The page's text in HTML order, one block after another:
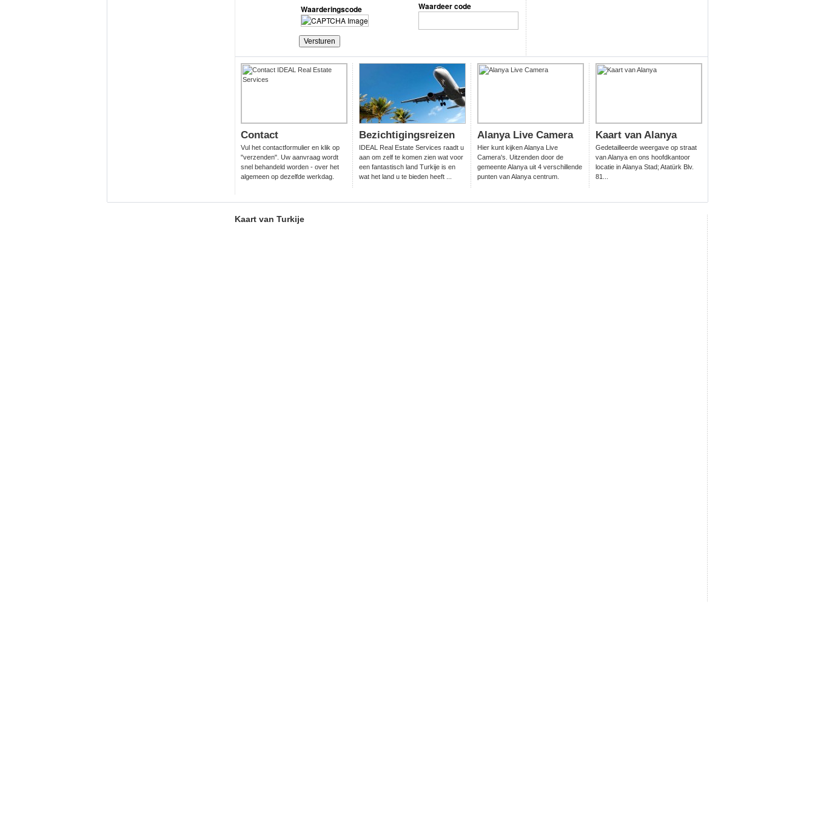
Waarderingscode Waardeer code
Contact
Vul het contactformulier en klik op
"verzenden". Uw aanvraag wordt
snel behandeld worden - over het
algemeen op dezelfde werkdag.
Bezichtigingsreizen
IDEAL Real Estate Services raadt u
aan om zelf te komen zien wat voor
een fantastisch land Turkije is en
wat het land u te bieden heeft ...
Alanya Live Camera
Hier kunt kijken Alanya Live
Camera's. Uitzenden door de
gemeente Alanya uit 4 verschillende
punten van Alanya centrum.
Kaart van Alanya
Gedetailleerde weergave op straat
van Alanya en ons hoofdkantoor
locatie in Alanya Stad; Atatürk Blv.
81...
Kaart van Turkije